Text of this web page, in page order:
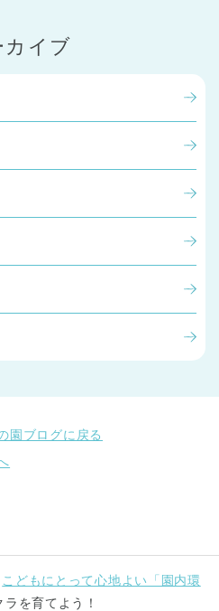
カイブ
園ブログに戻る
こどもにとって心地よい「園内環
ラを育てよう！